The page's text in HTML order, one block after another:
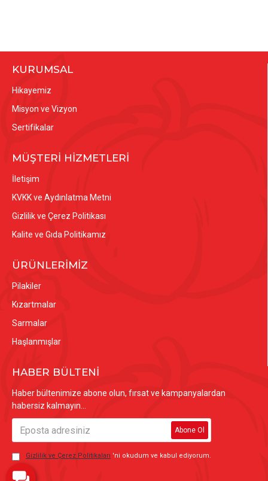
KURUMSAL
Hikayemiz
Misyon ve Vizyon
Sertifikalar
MÜŞTERİ HİZMETLERİ
İletişim
KVKK ve Aydınlatma Metni
Gizlilik ve Çerez Politikası
Kalite ve Gıda Politikamız
ÜRÜNLERİMİZ
Pilakiler
Kızartmalar
Sarmalar
Haşlanmışlar
HABER BÜLTENİ
Haber bültenimize abone olun, fırsat ve kampanyalardan
habersiz kalmayın...
Abone Ol
Gizlilik ve Çerez Politikaları 'ni okudum ve kabul ediyorum.